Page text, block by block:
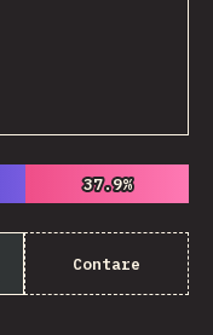
37.9%
37.9%
Contare